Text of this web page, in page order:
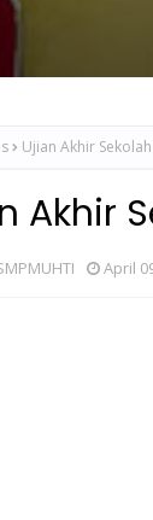
Ujian Akhir
Akhir
April